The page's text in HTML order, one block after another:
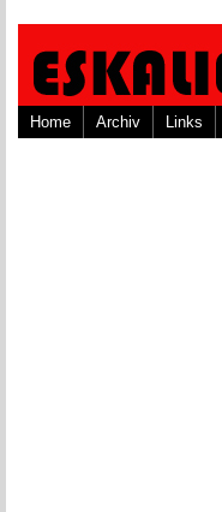
Home Archiv Links